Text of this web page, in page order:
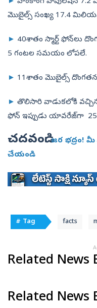
మొబైల్స్‌ సంఖ్య 17.4
► 40శాతం స్మార్ట్‌ ఫోన్‌లు
5 గంటల సమయం లోపలే.
► 11శాతం మొబైల్స్‌
► తొలిసారి వాడుకలోకి వచ్చిన
ఫోన్‌ ఇప్పుడు యావరేజ్‌గా
చదవండి:జర భద్రం!
చేయండి
# Tag facts
Related News
Related News